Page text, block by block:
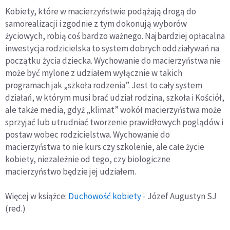
Kobiety, które w macierzyństwie podążają drogą do
samorealizacji i zgodnie z tym dokonują wyborów
życiowych, robią coś bardzo ważnego. Najbardziej opłacalna
inwestycja rodzicielska to system dobrych oddziaływań na
początku życia dziecka. Wychowanie do macierzyństwa nie
może być mylone z udziałem wyłącznie w takich
programach jak „szkoła rodzenia”. Jest to cały system
działań, w którym musi brać udział rodzina, szkoła i Kościół,
ale także media, gdyż „klimat” wokół macierzyństwa może
sprzyjać lub utrudniać tworzenie prawidłowych poglądów i
postaw wobec rodzicielstwa. Wychowanie do
macierzyństwa to nie kurs czy szkolenie, ale całe życie
kobiety, niezależnie od tego, czy biologiczne
macierzyństwo będzie jej udziałem.
Więcej w książce: Duchowość kobiety- Józef Augustyn SJ
(red.)